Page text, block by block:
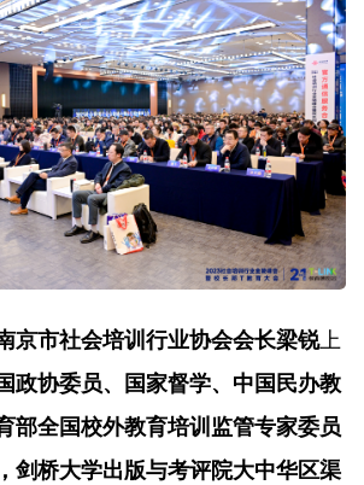
京市社会培训行业协会会长梁锐上
政协委员、国家督学、中国民办教
部全国校外教育培训监管专家委员
剑桥大学出版与考评院大中华区渠